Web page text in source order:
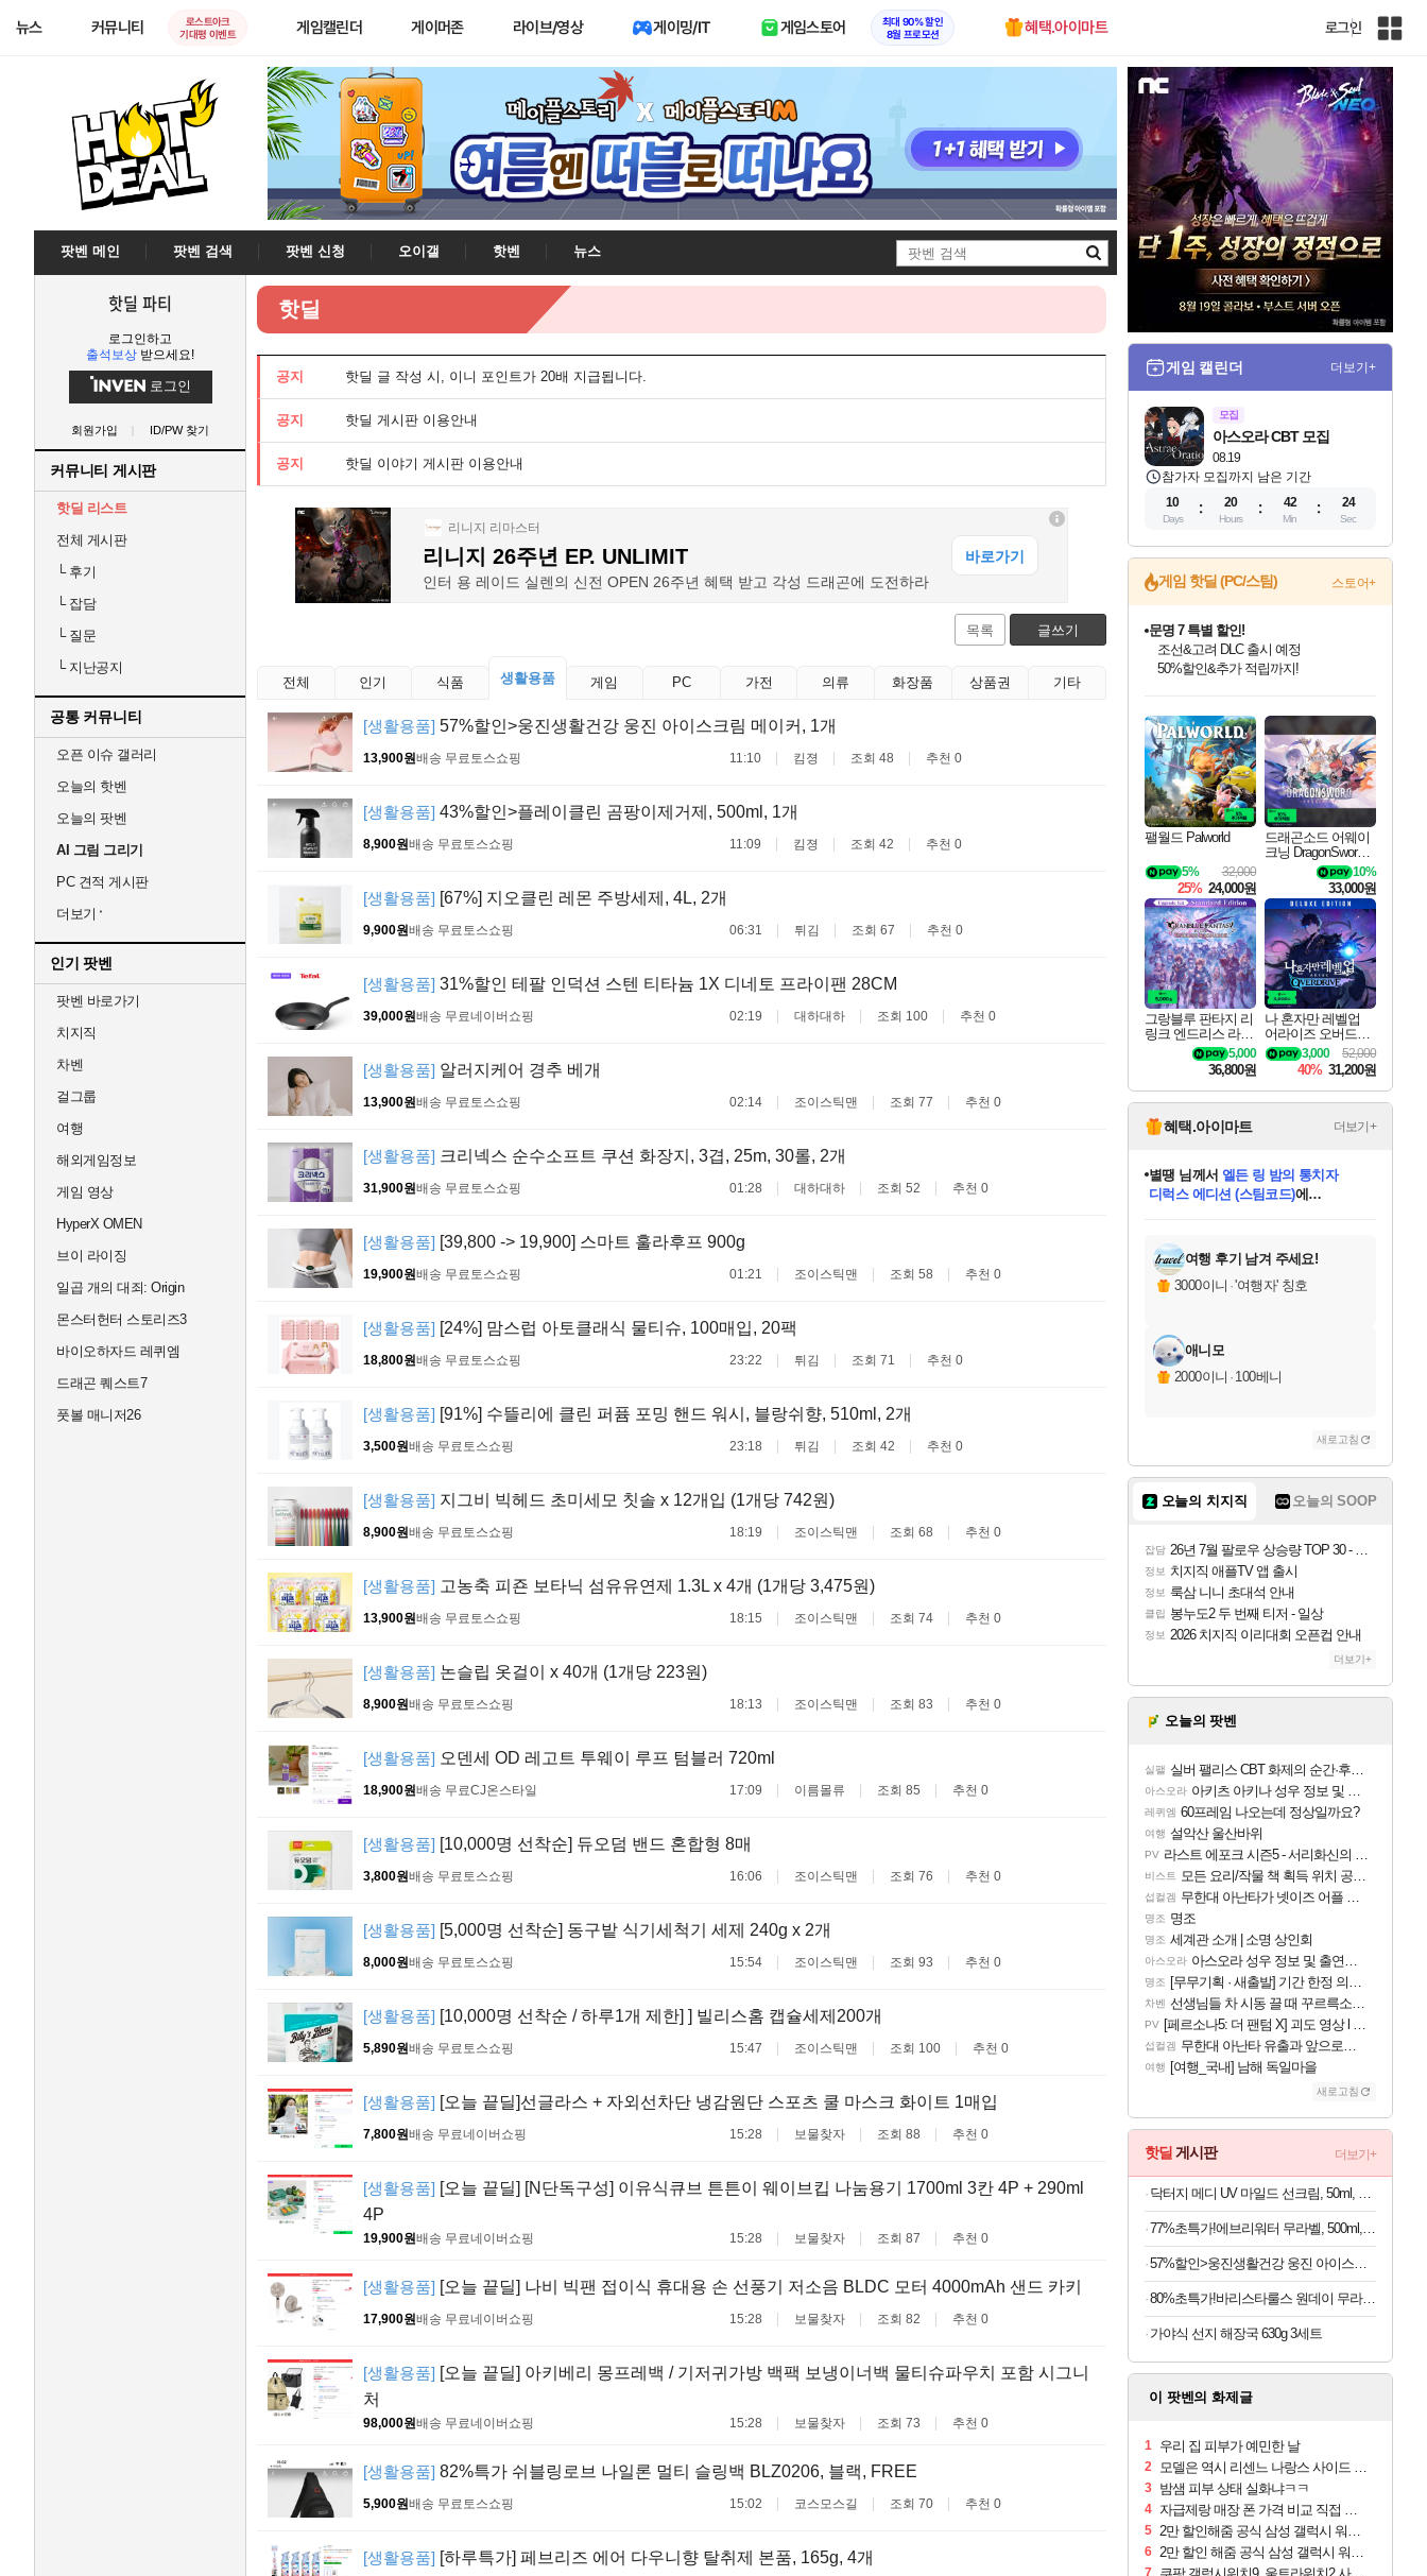
뉴스 커뮤니티
로스트아크
기대평 이벤트
게임캘린더 게이머존 라이브/영상 게이밍/IT 게임스토어
최대 90% 할인
8월 프로모션
혜택.아이마트 로그인
인
전
체
사
팟벤 메인 팟벤 검색 팟벤 신청 오이갤 핫벤
뉴스
검
색
핫딜 파티
로그인하고
출석보상 받으세요!
로그인
회원가입 ID/PW 찾기
커뮤니티 게시판
핫딜 리스트
전체 게시판
└후기
└잡담
└질문
└지난공지
공통 커뮤니티
오픈 이슈 갤러리
오늘의 핫벤
오늘의 팟벤
AI 그림 그리기
PC 견적 게시판
더보기
인기 팟벤
팟벤 바로가기
치지직
차벤
걸그룹
여행
해외게임정보
게임 영상
HyperX OMEN
브이 라이징
일곱 개의 대죄: Origin
몬스터헌터 스토리즈3
바이오하자드 레퀴엠
드래곤 퀘스트7
풋볼 매니저26
핫딜
공지 핫딜 글 작성 시, 이니 포인트가 20배 지급됩니다.
공지 핫딜 게시판 이용안내
공지 핫딜 이야기 게시판 이용안내
목록 글쓰기
전체 인기 식품 생활용품 게임 PC 가전 의류 화장품 상품권 기타
[생활용품] 57%할인>웅진생활건강 웅진 아이스크림 메이커, 1개
13,900원배송 무료 토스쇼핑 11:10 킴졍 조회 48 추천 0
[생활용품] 43%할인>플레이클린 곰팡이제거제, 500ml, 1개
8,900원배송 무료 토스쇼핑 11:09 킴졍 조회 42 추천 0
[생활용품] [67%] 지오클린 레몬 주방세제, 4L, 2개
9,900원배송 무료 토스쇼핑 06:31 튀김 조회 67 추천 0
[생활용품] 31%할인 테팔 인덕션 스텐 티타늄 1X 디네토 프라이팬 28CM
39,000원배송 무료네이버쇼핑 02:19 대하대하 조회 100 추천 0
[생활용품] 알러지케어 경추 베개
13,900원배송 무료 토스쇼핑 02:14 조이스틱맨 조회 77 추천 0
[생활용품] 크리넥스 순수소프트 쿠션 화장지, 3겹, 25m, 30롤, 2개
31,900원배송 무료 토스쇼핑 01:28 대하대하 조회 52 추천 0
[생활용품] [39,800 -> 19,900] 스마트 훌라후프 900g
19,900원배송 무료 토스쇼핑 01:21 조이스틱맨 조회 58 추천 0
[생활용품] [24%] 맘스럽 아토클래식 물티슈, 100매입, 20팩
18,800원배송 무료 토스쇼핑 23:22 튀김 조회 71 추천 0
[생활용품] [91%] 수뜰리에 클린 퍼퓸 포밍 핸드 워시, 블랑쉬향, 510ml, 2개
3,500원배송 무료 토스쇼핑 23:18 튀김 조회 42 추천 0
[생활용품] 지그비 빅헤드 초미세모 칫솔 x 12개입 (1개당 742원)
8,900원배송 무료 토스쇼핑 18:19 조이스틱맨 조회 68 추천 0
[생활용품] 고농축 피죤 보타닉 섬유유연제 1.3L x 4개 (1개당 3,475원)
13,900원배송 무료 토스쇼핑 18:15 조이스틱맨 조회 74 추천 0
[생활용품] 논슬립 옷걸이 x 40개 (1개당 223원)
8,900원배송 무료 토스쇼핑 18:13 조이스틱맨 조회 83 추천 0
[생활용품] 오덴세 OD 레고트 투웨이 루프 텀블러 720ml
18,900원배송 무료CJ온스타일 17:09 이름몰류 조회 85 추천 0
[생활용품] [10,000명 선착순] 듀오덤 밴드 혼합형 8매
3,800원배송 무료 토스쇼핑 16:06 조이스틱맨 조회 76 추천 0
[생활용품] [5,000명 선착순] 동구밭 식기세척기 세제 240g x 2개
8,000원배송 무료 토스쇼핑 15:54 조이스틱맨 조회 93 추천 0
[생활용품] [10,000명 선착순 / 하루1개 제한] ] 빌리스홈 캡슐세제200개
5,890원배송 무료 토스쇼핑 15:47 조이스틱맨 조회 100 추천 0
[생활용품] [오늘 끝딜]선글라스 + 자외선차단 냉감원단 스포츠 쿨 마스크 화이트 1매입
7,800원배송 무료네이버쇼핑 15:28 보물찾자 조회 88 추천 0
[생활용품] [오늘 끝딜] [N단독구성] 이유식큐브 튼튼이 웨이브킵 나눔용기 1700ml 3칸 4P + 290ml
4P
19,900원배송 무료네이버쇼핑 15:28 보물찾자 조회 87 추천 0
[생활용품] [오늘 끝딜] 나비 빅팬 접이식 휴대용 손 선풍기 저소음 BLDC 모터 4000mAh 샌드 카키
17,900원배송 무료네이버쇼핑 15:28 보물찾자 조회 82 추천 0
[생활용품] [오늘 끝딜] 아키베리 몽프레백 / 기저귀가방 백팩 보냉이너백 물티슈파우치 포함 시그니
처
98,000원배송 무료네이버쇼핑 15:28 보물찾자 조회 73 추천 0
[생활용품] 82%특가 쉬블링로브 나일론 멀티 슬링백 BLZ0206, 블랙, FREE
5,900원배송 무료 토스쇼핑 15:02 코스모스길 조회 70 추천 0
[생활용품] [하루특가] 페브리즈 에어 다우니향 탈취제 본품, 165g, 4개
게임 캘린더 더보기+
모집
08.19
아스오라 CBT 모집
참가자 모집까지 남은 기간
10
Days
20
Hours
42
Min
23
Sec
게임 핫딜 (PC/스팀) 스토어+
최대 90% 할인가를 만나보세요!
네이버혜택과 함께 만나보세요!
문명 7 특별 할인!
조선&고려 DLC 출시 예정
50%할인&추가 적립까지!
네이버 포인트 혜택까지!
이니&베니 혜택까지!
네이버 혜택가와 함께 예약하세요!
할인&네이버혜택으로 만나보세요!
네이버페이 혜택과 만나보세요!
40주년 프로모션으로 만나보세요!
할인가에 만나보세요!
일부 에디션 상시 할인!
혜택으로 예약 판매 중
편안하게 충전하세요
팰월드 Palworld
32,000
5%
25% 24,000원
드래곤소드 어웨이
크닝 DragonSword A
10%
33,000원
그랑블루 판타지 리
링크 엔드리스 라그
나로크 업그레이드
킷 Granblue Fantasy
Relink Endless Ragn
arok Upgrade Kit DL
C
5,000
36,800원
나 혼자만 레벨업
어라이즈 오버드라
이브 디럭스 에디션
Solo Leveling Arise
Overdrive Deluxe Edi
tion
52,000
3,000
40% 31,200원
혜택.아이마트 더보기+
교환.
별땡님께서엘든 링 밤의 통치자
당첨되셨습니다.
니코 님께서 (본편포함) 데이브 더
다이버 인 더 정글 번들 (스팀코드)
당첨되셨습니다.
당첨되셨습니다.
당첨되셨습니다.
당첨되셨습니다.
당첨되셨습니다.
에디션 (스팀코드) 를 교환.
당첨되셨습니다.
여행 후기 남겨 주세요!
3000이니 ·'여행자' 칭호
애니모
2000이니 · 100베니
새로고침
오늘의 치지직 오늘의 SOOP
잡담 26년 7월 팔로우 상승량 TOP 30 - 월간 치지직
정보 치지직 애플TV 앱 출시
정보 룩삼 니니 초대석 안내
클립 봉누도2 두 번째 티저 - 일상
정보 2026 치지직 이리대회 오픈컵 안내
더보기+
오늘의 팟벤
실팰 실버 팰리스 CBT 화제의 순간·후기 모음
아스오라 아키츠 아키나 성우 정보 및 주요 필모
레퀴엠 60프레임 나오는데 정상일까요?
여행 설악산 울산바위
PV 라스트 에포크 시즌5 - 서리화신의 분노 티저
비스트 모든 요리/작물 책 획득 위치 공략 (36개) - 미식가 도전과제
섭컬겜 무한대 아난타가 넷이즈 어플 달력에 일정 등록
명조 명조
명조 세계관 소개 | 소명 상인회
아스오라 아스오라 성우 정보 및 출연작 모음
명조 [무무기획 · 새출발] 기간 한정 의뢰 이벤트
차벤 선생님들 차 시동 끌 때 꾸르륵소리나는데
PV [페르소나5: 더 팬텀 X] 괴도 영상 l 타카마키 안·댄싱 스타
섭컬겜 무한대 아난타 유출과 앞으로의 예상 (루머)
여행 [여행_국내] 남해 독일마을
새로고침
핫딜 게시판 더보기+
닥터지 메디 UV 마일드 선크림, 50ml, 2개
77%초특가!에브리워터 무라벨, 500ml, 40개
57%할인>웅진생활건강 웅진 아이스크림 메이커, 1개
80%초특가!바리스타룰스 원데이 무라벨, 아메리카노, 350ml, 20개
가야식 선지 해장국 630g 3세트
이 팟벤의 화제글
1 우리 집 피부가 예민한 날
2 모델은 역시 리센느 나랑스 사이드 1.25L 1박스
3 밤샘 피부 상태 실화냐ㅋㅋ
4 자급제랑 매장 폰 가격 비교 직접 안가도 되네요
5 2만 할인해줌 공식 삼성 갤럭시 워치9 크림, 40mm, 블루투스
6 2만 할인 해줌 공식 삼성 갤럭시 워치9 실버, 44mm, 블루투스